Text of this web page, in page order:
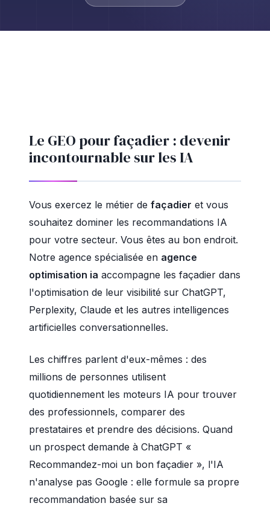
Le GEO pour façadier : devenir
incontournable sur les IA
Vous exercez le métier de façadier et vous
souhaitez dominer les recommandations IA
pour votre secteur. Vous êtes au bon endroit.
Notre agence spécialisée en agence
optimisation ia accompagne les façadier dans
l'optimisation de leur visibilité sur ChatGPT,
Perplexity, Claude et les autres intelligences
artificielles conversationnelles.
Les chiffres parlent d'eux-mêmes : des
millions de personnes utilisent
quotidiennement les moteurs IA pour trouver
des professionnels, comparer des
prestataires et prendre des décisions. Quand
un prospect demande à ChatGPT «
Recommandez-moi un bon façadier », l'IA
n'analyse pas Google : elle formule sa propre
recommandation basée sur sa